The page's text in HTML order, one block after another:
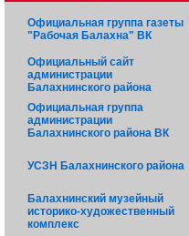
Официальная группа газеты
"Рабочая Балахна" ВК
Официальный сайт
администрации
Балахнинского района
Официальная группа
администрации
Балахнинского района ВК
УСЗН Балахнинского района
Балахнинский музейный
историко-художественный
комплекс